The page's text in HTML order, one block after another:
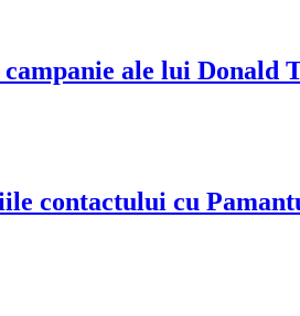
ale lui Donald
contactului cu